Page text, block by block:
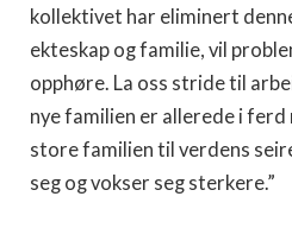
kollektivet har eliminert
ekteskap og familie, vil
opphøre. La oss stride til
nye familien er allerede i ferd
store familien til verdens
seg og vokser seg sterkere.”